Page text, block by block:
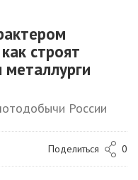
строят
металлурги
России
Поделиться 0